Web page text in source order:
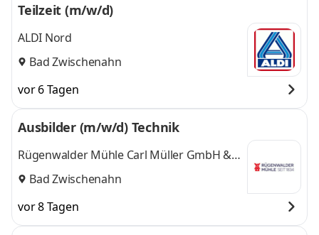
Teilzeit (m/w/d)
ALDI Nord
Bad Zwischenahn
vor 6 Tagen
Ausbilder (m/w/d) Technik
Rügenwalder Mühle Carl Müller GmbH &
Co. KG
Bad Zwischenahn
vor 8 Tagen